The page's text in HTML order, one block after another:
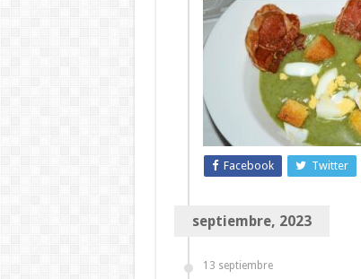
Facebook Twitter
septiembre, 2023
13 septiembre